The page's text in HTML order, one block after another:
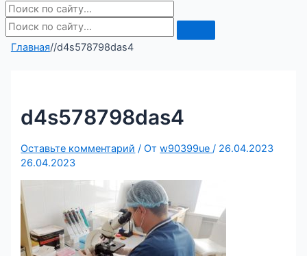
Главная//d4s578798das4
d4s578798das4
Оставьте комментарий / От w90399ue / 26.04.2023
26.04.2023